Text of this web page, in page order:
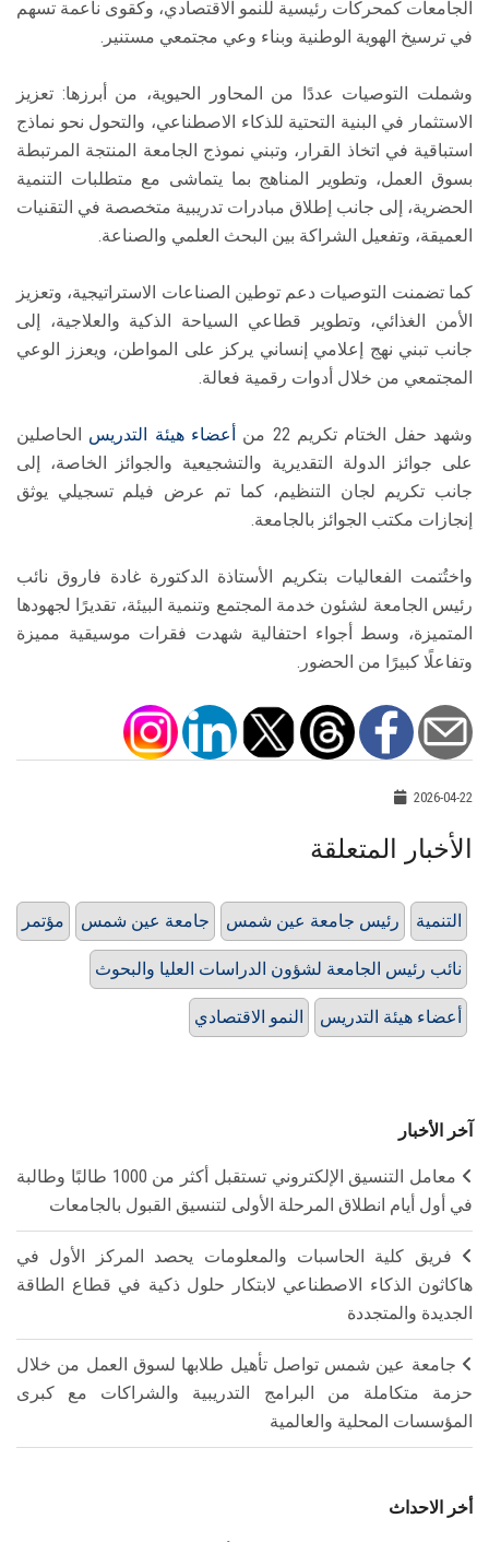
الجامعات كمحركات رئيسية للنمو الاقتصادي، وكقوى ناعمة تسهم
في ترسيخ الهوية الوطنية وبناء وعي مجتمعي مستنير.
وشملت التوصيات عددًا من المحاور الحيوية، من أبرزها: تعزيز
الاستثمار في البنية التحتية للذكاء الاصطناعي، والتحول نحو نماذج
استباقية في اتخاذ القرار، وتبني نموذج الجامعة المنتجة المرتبطة
بسوق العمل، وتطوير المناهج بما يتماشى مع متطلبات التنمية
الحضرية، إلى جانب إطلاق مبادرات تدريبية متخصصة في التقنيات
العميقة، وتفعيل الشراكة بين البحث العلمي والصناعة.
كما تضمنت التوصيات دعم توطين الصناعات الاستراتيجية، وتعزيز
الأمن الغذائي، وتطوير قطاعي السياحة الذكية والعلاجية، إلى
جانب تبني نهج إعلامي إنساني يركز على المواطن، ويعزز الوعي
المجتمعي من خلال أدوات رقمية فعالة.
وشهد حفل الختام تكريم 22 من أعضاء هيئة التدريس الحاصلين
على جوائز الدولة التقديرية والتشجيعية والجوائز الخاصة، إلى
جانب تكريم لجان التنظيم، كما تم عرض فيلم تسجيلي يوثق
إنجازات مكتب الجوائز بالجامعة.
واختُتمت الفعاليات بتكريم الأستاذة الدكتورة غادة فاروق نائب
رئيس الجامعة لشئون خدمة المجتمع وتنمية البيئة، تقديرًا لجهودها
المتميزة، وسط أجواء احتفالية شهدت فقرات موسيقية مميزة
وتفاعلًا كبيرًا من الحضور.
2026-04-22
الأخبار المتعلقة
مؤتمر جامعة عين شمس رئيس جامعة عين شمس التنمية
نائب رئيس الجامعة لشؤون الدراسات العليا والبحوث
النمو الاقتصادي أعضاء هيئة التدريس
آخر الأخبار
معامل التنسيق الإلكتروني تستقبل أكثر من 1000 طالبًا وطالبة
في أول أيام انطلاق المرحلة الأولى لتنسيق القبول بالجامعات
فريق كلية الحاسبات والمعلومات يحصد المركز الأول في
هاكاثون الذكاء الاصطناعي لابتكار حلول ذكية في قطاع الطاقة
الجديدة والمتجددة
جامعة عين شمس تواصل تأهيل طلابها لسوق العمل من خلال
حزمة متكاملة من البرامج التدريبية والشراكات مع كبرى
المؤسسات المحلية والعالمية
أخر الاحداث